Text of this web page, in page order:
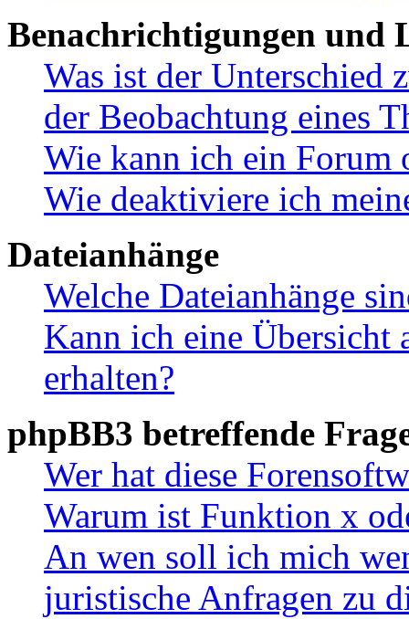
Benachrichtigungen und
Was ist der Unterschied
der Beobachtung eines
Wie kann ich ein Forum
Wie deaktiviere ich
Dateianhänge
Welche Dateianhänge
Kann ich eine Übersicht
erhalten?
phpBB3 betreffende
Wer hat diese
Warum ist Funktion x
An wen soll ich mich
juristische Anfragen zu